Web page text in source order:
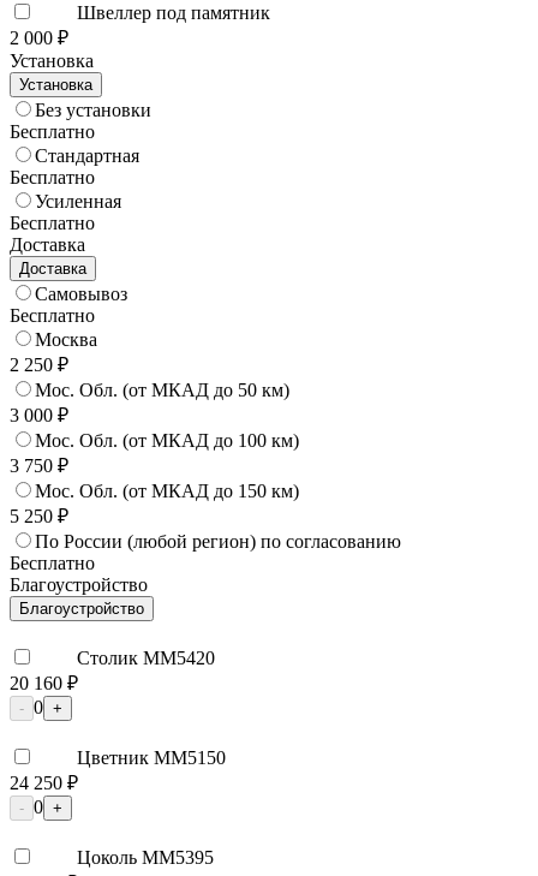
Швеллер под памятник
2 000 ₽
Установка
Установка
Без установки
Бесплатно
Стандартная
Бесплатно
Усиленная
Бесплатно
Доставка
Доставка
Самовывоз
Бесплатно
Москва
2 250 ₽
Мос. Обл. (от МКАД до 50 км)
3 000 ₽
Мос. Обл. (от МКАД до 100 км)
3 750 ₽
Мос. Обл. (от МКАД до 150 км)
5 250 ₽
По России (любой регион) по согласованию
Бесплатно
Благоустройство
Благоустройство
Столик ММ5420
20 160 ₽
- 0 +
Цветник ММ5150
24 250 ₽
- 0 +
Цоколь ММ5395